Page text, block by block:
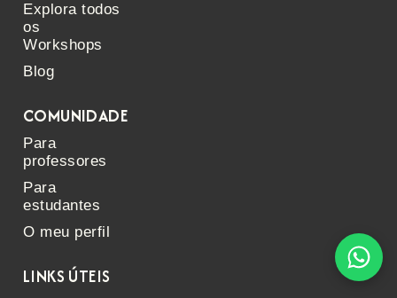
Explora todos
os
Workshops
Blog
COMUNIDADE
Para
professores
Para
estudantes
O meu perfil
LINKS ÚTEIS